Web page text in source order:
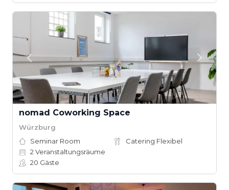
nomad Coworking Space
Würzburg
Seminar Room
Catering Flexibel
2 Veranstaltungsräume
20 Gäste